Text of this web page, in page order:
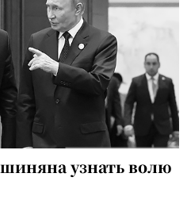
узнать волю